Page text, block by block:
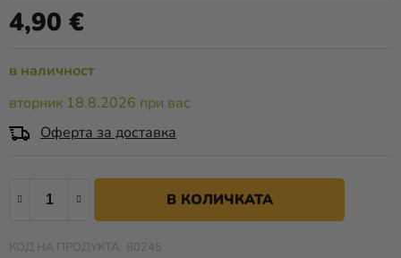
Разпродажба
Kонтакт
Оценка
на
магазина
продукта
е
от
звезди.
в наличност
вторник 18.8.2026 при вас
Оферта за доставка
4,90 €
В КОЛИЧКАТА
80245